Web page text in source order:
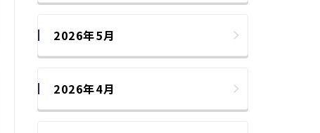
2026年5月
2026年4月